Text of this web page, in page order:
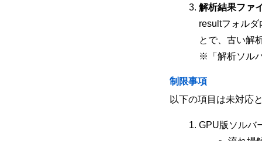
解析結果ファ
resultフォル
とで、古い解
※「解析ソル
制限事項
以下の項目は未対応
GPU版ソルバ